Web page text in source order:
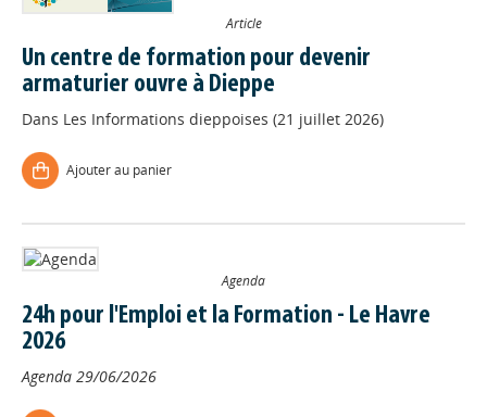
Article
Un centre de formation pour devenir
armaturier ouvre à Dieppe
Dans Les Informations dieppoises (21 juillet 2026)
Ajouter au panier
Agenda
24h pour l'Emploi et la Formation - Le Havre
2026
Agenda 29/06/2026